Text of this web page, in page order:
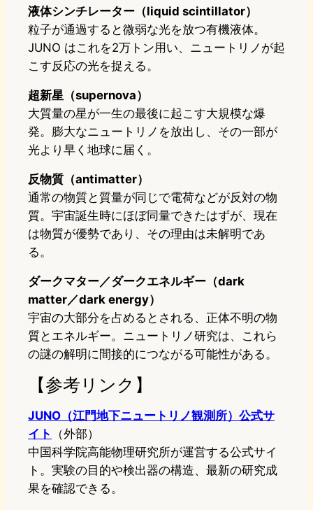
液体シンチレーター（liquid scintillator）
粒子が通過すると微弱な光を放つ有機液体。
JUNO はこれを2万トン用い、ニュートリノが起
こす反応の光を捉える。
超新星（supernova）
大質量の星が一生の最後に起こす大規模な爆
発。膨大なニュートリノを放出し、その一部が
光より早く地球に届く。
反物質（antimatter）
通常の物質と質量が同じで電荷などが反対の物
質。宇宙誕生時にほぼ同量できたはずが、現在
は物質が優勢であり、その理由は未解明であ
る。
ダークマター／ダークエネルギー（dark
matter／dark energy）
宇宙の大部分を占めるとされる、正体不明の物
質とエネルギー。ニュートリノ研究は、これら
の謎の解明に間接的につながる可能性がある。
【参考リンク】
JUNO（江門地下ニュートリノ観測所）公式サ
イト
（外部）
中国科学院高能物理研究所が運営する公式サイ
ト。実験の目的や検出器の構造、最新の研究成
果を確認できる。